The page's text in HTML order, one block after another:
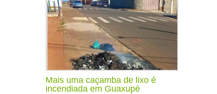
Mais uma caçamba de lixo é
incendiada em Guaxupé